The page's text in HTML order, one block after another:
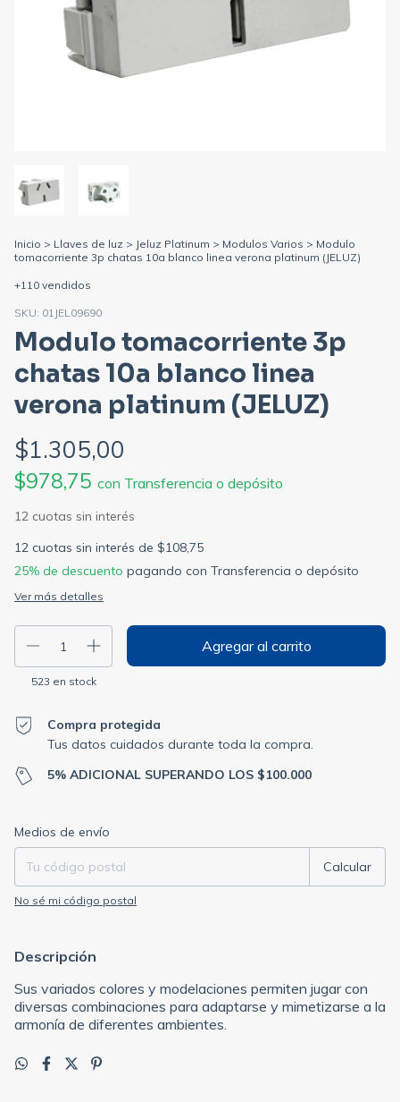
Inicio > Llaves de luz > Jeluz Platinum > Modulos Varios > Modulo
tomacorriente 3p chatas 10a blanco linea verona platinum (JELUZ)
+110 vendidos
SKU: 01JEL09690
Modulo tomacorriente 3p
chatas 10a blanco linea
verona platinum (JELUZ)
$1.305,00
$978,75 con Transferencia o depósito
12 cuotas sin interés de $108,75
25% de descuento pagando con Transferencia o depósito
Ver más detalles
523 en stock
Compra protegida
Tus datos cuidados durante toda la compra.
5% ADICIONAL SUPERANDO LOS $100.000
Entregas para el CP:
Medios de envío
Calcular
No sé mi código postal
Descripción
Sus variados colores y modelaciones permiten jugar con
diversas combinaciones para adaptarse y mimetizarse a la
armonía de diferentes ambientes.